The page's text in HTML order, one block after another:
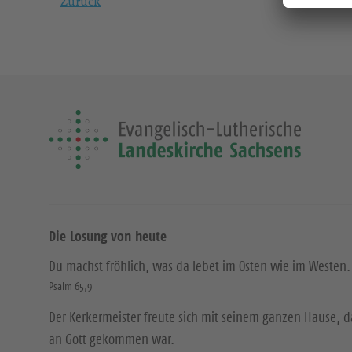
Die Losung von heute
Du machst fröhlich, was da lebet im Osten wie im Westen.
Psalm 65,9
Der Kerkermeister freute sich mit seinem ganzen Hause,
an Gott gekommen war.